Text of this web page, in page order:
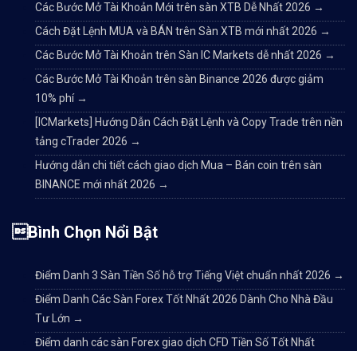
Các Bước Mở Tài Khoản Mới trên sàn XTB Dễ Nhất 2026 →
Cách Đặt Lệnh MUA và BÁN trên Sàn XTB mới nhất 2026 →
Các Bước Mở Tài Khoản trên Sàn IC Markets dễ nhất 2026 →
Các Bước Mở Tài Khoản trên sàn Binance 2026 được giảm
10% phí →
[ICMarkets] Hướng Dẫn Cách Đặt Lệnh và Copy Trade trên nền
tảng cTrader 2026 →
Hướng dẫn chi tiết cách giao dịch Mua – Bán coin trên sàn
BINANCE mới nhất 2026 →
Bình Chọn Nổi Bật
Điểm Danh 3 Sàn Tiền Số hỗ trợ Tiếng Việt chuẩn nhất 2026 →
Điểm Danh Các Sàn Forex Tốt Nhất 2026 Dành Cho Nhà Đầu
Tư Lớn →
Điểm danh các sàn Forex giao dịch CFD Tiền Số Tốt Nhất